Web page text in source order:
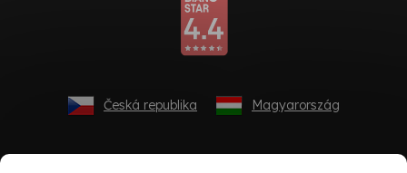
Česká republika Magyarország